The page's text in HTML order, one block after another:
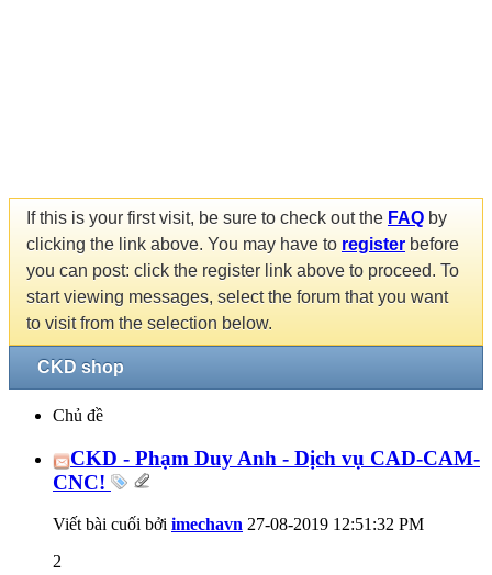
If this is your first visit, be sure to check out the FAQ by
clicking the link above. You may have to register before
you can post: click the register link above to proceed. To
start viewing messages, select the forum that you want
to visit from the selection below.
CKD shop
Chủ đề
CKD - Phạm Duy Anh - Dịch vụ CAD-CAM-
CNC!
Viết bài cuối bởi imechavn 27-08-2019 12:51:32 PM
2